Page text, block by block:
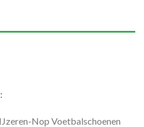
Nop Voetbalschoenen